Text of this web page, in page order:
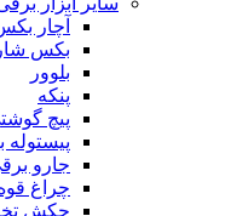
آچار
بکس
بلوور
پنکه
پیچ
جارو
چراغ
چکش